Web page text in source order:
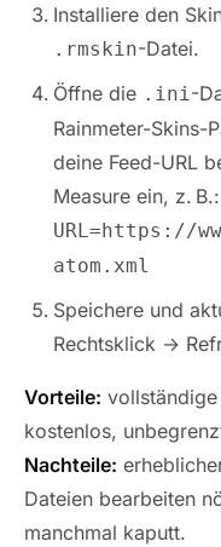
Installiere den
.rmskin-Datei.
Öffne die .ini -
Rainmeter-
deine Feed-URL
Measure ein, z. B.:
URL=https://
atom.xml
Speichere und
Rechtsklick →
Vorteile:
kostenlos,
Nachteile:
Dateien bearbeiten
manchmal kaputt.